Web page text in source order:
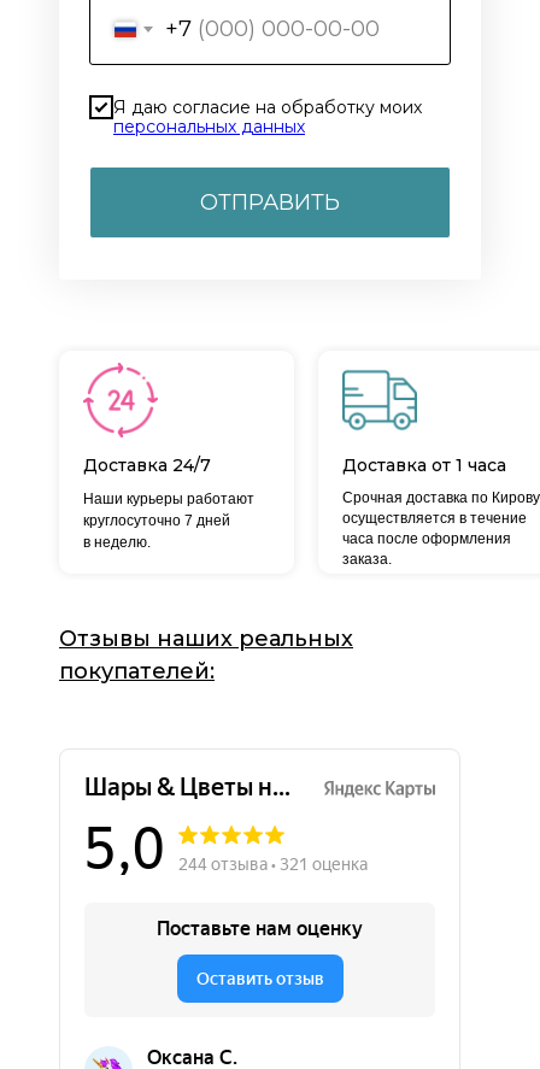
+7
Я даю согласие на обработку моих
персональных данных
ОТПРАВИТЬ
Доставка 24/7
Срочная доставка по Кирову
осуществляется в течение
часа после оформления
заказа.
Наши курьеры работают
круглосуточно 7 дней
в неделю.
Доставка от 1 часа
Отзывы наших реальных
покупателей: